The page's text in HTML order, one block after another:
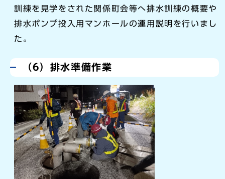
訓練を見学をされた関係町会等へ排水訓練の概要や
排水ポンプ投入用マンホールの運用説明を行いまし
た。
（6）排水準備作業